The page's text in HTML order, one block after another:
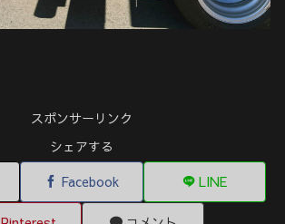
スポンサーリンク
シェアする
Facebook LINE